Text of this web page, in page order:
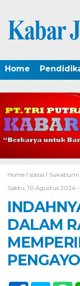
Home
Home / sosial / Sukabumi
Sabtu, 10 Agustus 2024 -
DALAM